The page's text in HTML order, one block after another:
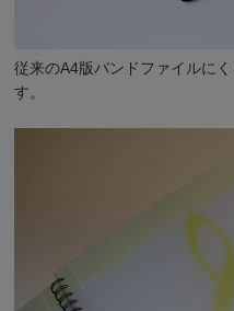
従来のA4版バンドファイルに
す。